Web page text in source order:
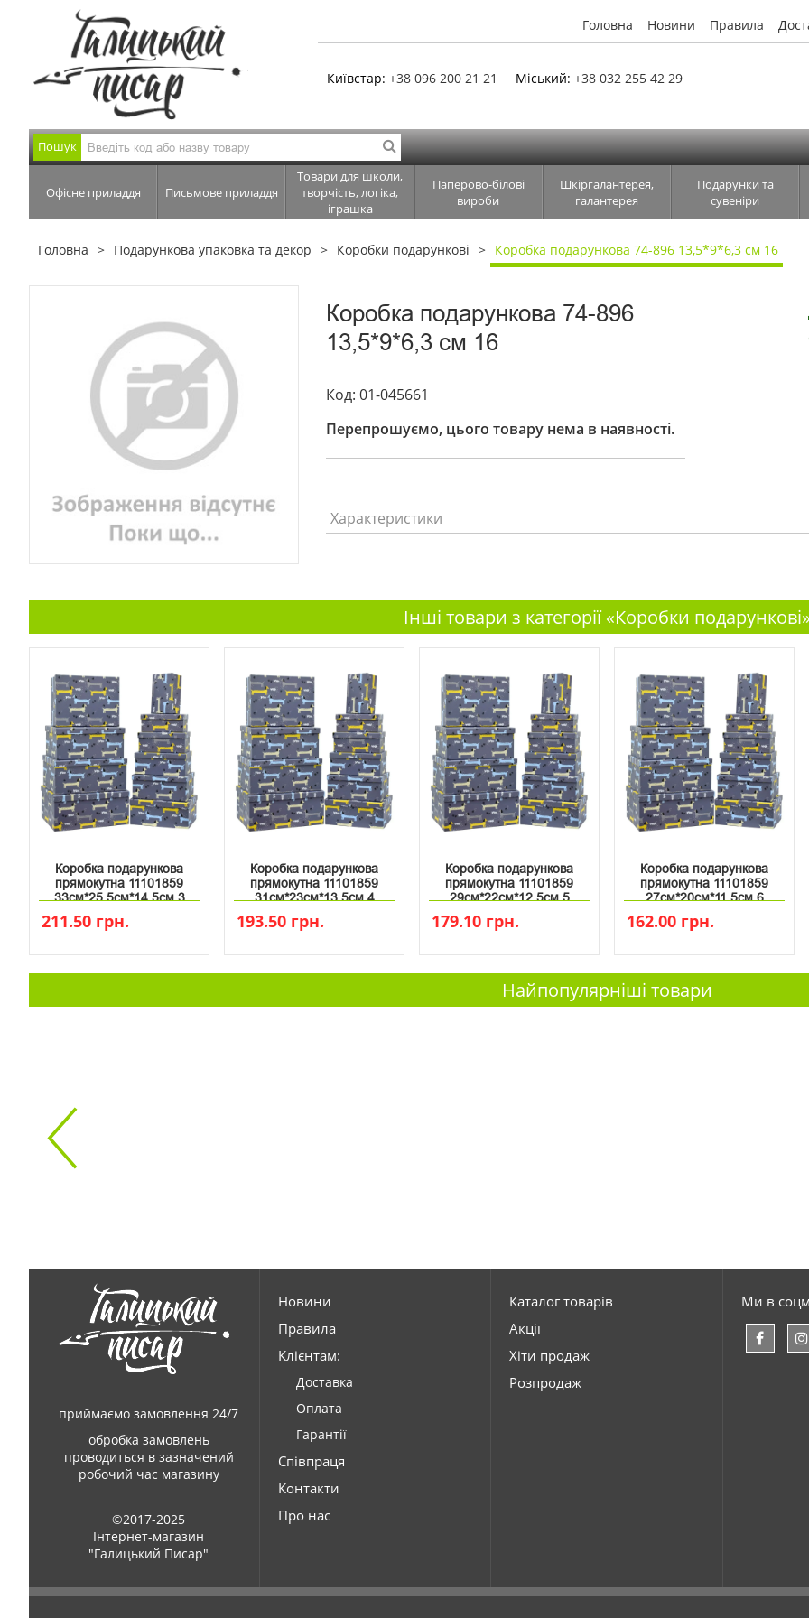
Головна Новини Правила
Київстар: +38 096 200 21 21 Міський: +38 032 255 42 29
Пошук
Офісне приладдя Письмове приладдя
Товари для школи,
творчість, логіка,
іграшка
Паперово-білові
вироби
Шкіргалантерея,
галантерея
Подарунки та
сувеніри
Головна Подарункова упаковка та декор Коробки подарункові Коробка подарункова 74-896 13,5*9*6,3 см 16
Коробка подарункова 74-896
13,5*9*6,3 см 16
Код: 01-045661
Перепрошуємо, цього товару нема в наявності.
Характеристики
Інші товари з категорії «Коробки
Коробка подарункова
прямокутна 11101859
33см*25.5см*14.5см 3
211.50 грн.
Коробка подарункова
прямокутна 11101859
31см*23см*13.5см 4
193.50 грн.
Коробка подарункова
прямокутна 11101859
29см*22см*12.5см 5
179.10 грн.
Коробка подарункова
прямокутна 11101859
27см*20см*11.5см 6
162.00 грн.
Найпопулярніші товари
приймаємо замовлення 24/7
обробка замовлень
проводиться в зазначений
робочий час магазину
©2017-2025
Інтернет-магазин
"Галицький Писар"
Новини
Правила
Клієнтам:
Доставка
Оплата
Гарантії
Співпраця
Контакти
Про нас
Каталог товарів
Акції
Хіти продаж
Розпродаж
Ми в